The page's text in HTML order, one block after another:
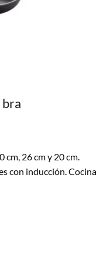
cm, 26 cm y 20 cm.
con inducción. Cocina